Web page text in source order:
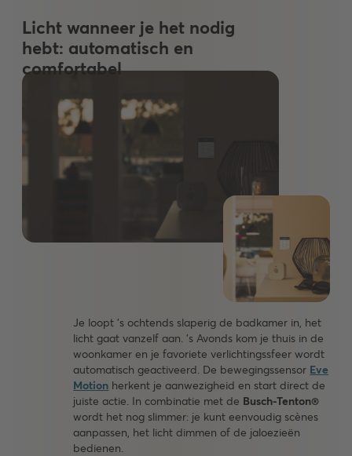
Licht wanneer je het nodig
hebt: automatisch en
comfortabel
Je loopt ’s ochtends slaperig de badkamer in, het
licht gaat vanzelf aan. ’s Avonds kom je thuis in de
woonkamer en je favoriete verlichtingssfeer wordt
automatisch geactiveerd. De bewegingssensor Eve
Motion herkent je aanwezigheid en start direct de
juiste actie. In combinatie met de Busch-Tenton®
wordt het nog slimmer: je kunt eenvoudig scènes
aanpassen, het licht dimmen of de jaloezieën
bedienen.